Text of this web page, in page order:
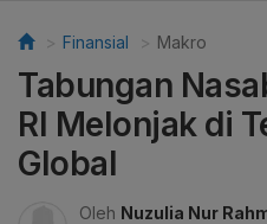
Finansial Makro
Tabungan
RI Melonjak di
Global
Oleh Nuzulia Nur